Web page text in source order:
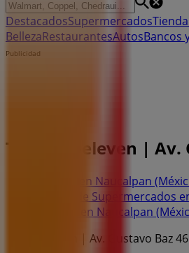
DestacadosSupermercados
BellezaRestaurantesAutosBancos
Publicidad
Tienda 7-eleven | Av.
Tiendeo en Naucalpan
Ofertas de Supermercados
7-eleven en Naucalpan
7-eleven | Av. Gustavo Baz 46